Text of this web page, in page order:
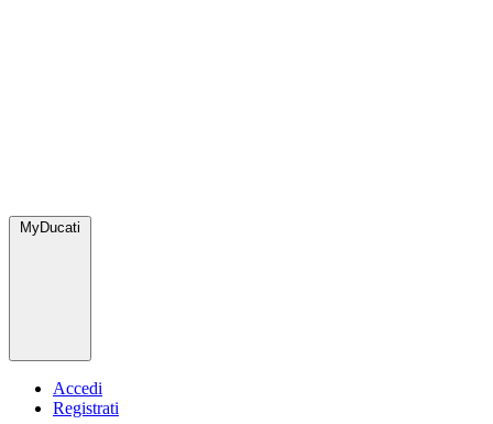
MyDucati
Accedi
Registrati